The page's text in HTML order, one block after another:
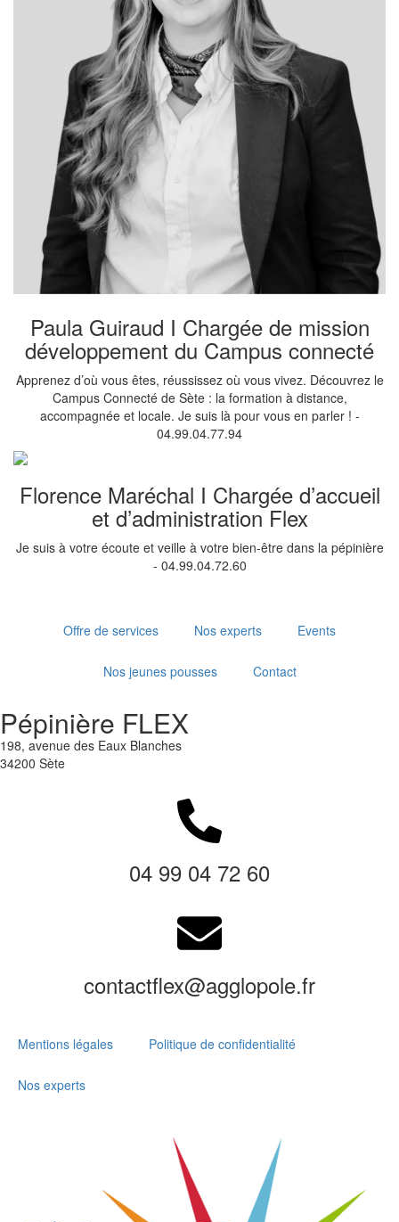
Paula Guiraud I Chargée de mission
développement du Campus connecté
Apprenez d’où vous êtes, réussissez où vous vivez. Découvrez le
Campus Connecté de Sète : la formation à distance,
accompagnée et locale. Je suis là pour vous en parler ! -
04.99.04.77.94
Florence Maréchal I Chargée d’accueil
et d’administration Flex
Je suis à votre écoute et veille à votre bien-être dans la pépinière
- 04.99.04.72.60
Offre de services Nos experts Events
Nos jeunes pousses Contact
Pépinière FLEX
198, avenue des Eaux Blanches
34200 Sète
04 99 04 72 60
contactflex@agglopole.fr
Mentions légales Politique de confidentialité
Nos experts